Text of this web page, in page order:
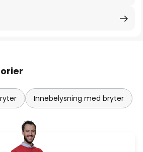
Innebelysning med bryter